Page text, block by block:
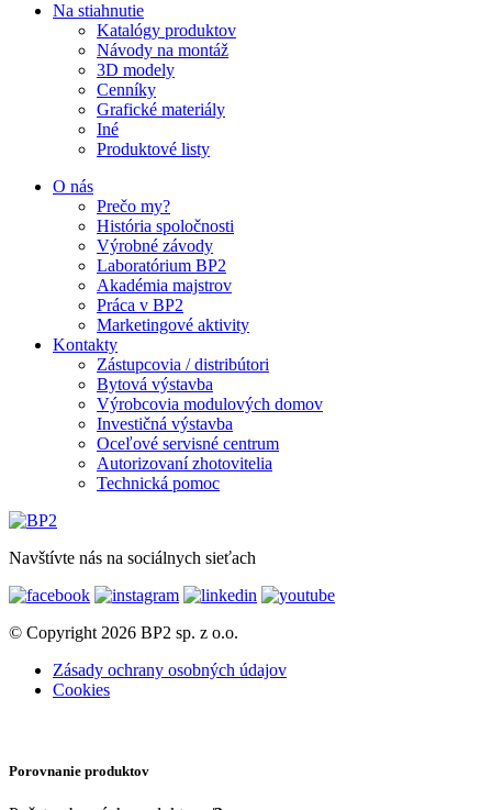
Na stiahnutie
Katalógy produktov
Návody na montáž
3D modely
Cenníky
Grafické materiály
Iné
Produktové listy
O nás
Prečo my?
História spoločnosti
Výrobné závody
Laboratórium BP2
Akadémia majstrov
Práca v BP2
Marketingové aktivity
Kontakty
Zástupcovia / distribútori
Bytová výstavba
Výrobcovia modulových domov
Investičná výstavba
Oceľové servisné centrum
Autorizovaní zhotovitelia
Technická pomoc
Navštívte nás na sociálnych sieťach
© Copyright 2026 BP2 sp. z o.o.
Zásady ochrany osobných údajov
Cookies
Porovnanie produktov